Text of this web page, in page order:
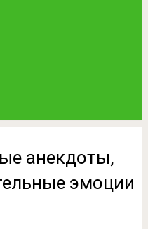
анекдоты,
эмоции